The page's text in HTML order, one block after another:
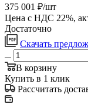
375 001 ₽/шт
Цена с НДС 22%,
Достаточно
Скачать
В корзину
Купить в 1 клик
Рассчитать